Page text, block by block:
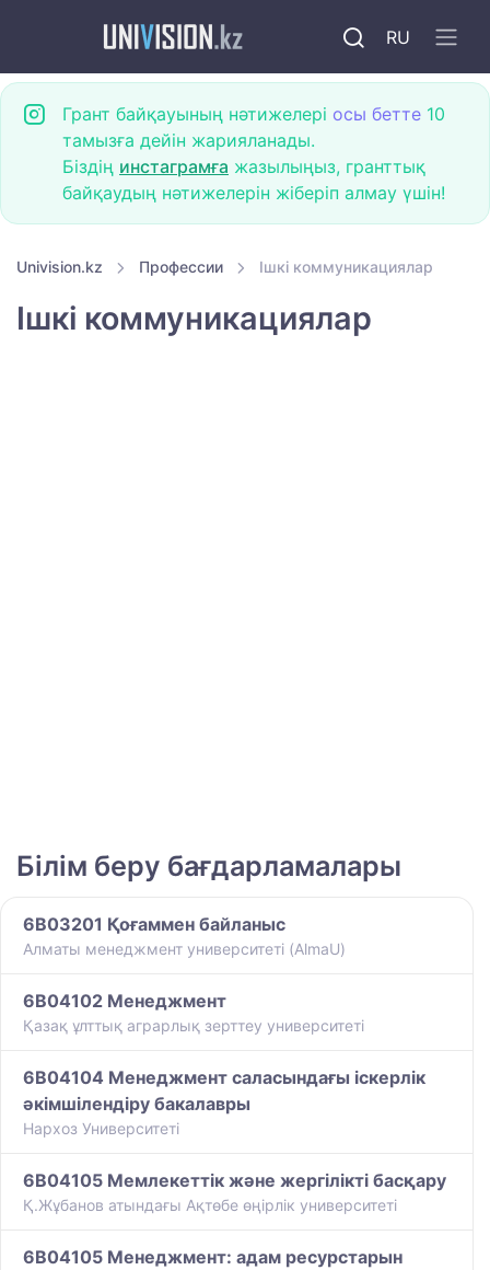
RU
Грант байқауының нәтижелері осы бетте 10
тамызға дейін жарияланады.
Біздің инстаграмға жазылыңыз, гранттық
байқаудың нәтижелерін жіберіп алмау үшін!
Univision.kz Профессии Ішкі коммуникациялар
Ішкі коммуникациялар
Білім беру бағдарламалары
6B03201 Қоғаммен байланыс
Алматы менеджмент университеті (AlmaU)
6B04102 Менеджмент
Қазақ ұлттық аграрлық зерттеу университеті
6B04104 Менеджмент саласындағы іскерлік
әкімшілендіру бакалавры
Нархоз Университеті
6B04105 Мемлекеттік және жергілікті басқару
Қ.Жұбанов атындағы Ақтөбе өңірлік университеті
6B04105 Менеджмент: адам ресурстарын